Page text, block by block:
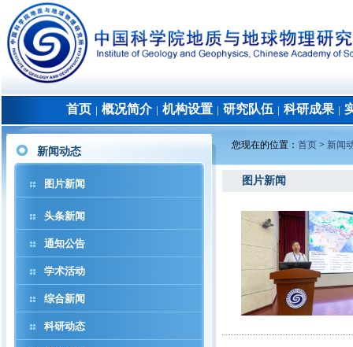
首页 概况简介│ 机构设置 研究队伍 科研成果│
新闻动态
图片新闻
头条新闻
通知公告
学术活动
综合新闻
科研动态
您现在的位置： 首页 > 新闻
图片新闻